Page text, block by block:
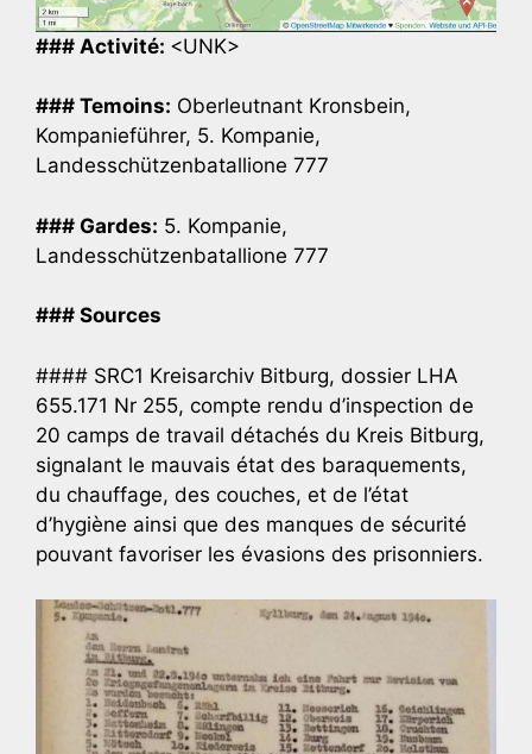
### Activité: <UNK>
### Temoins: Oberleutnant Kronsbein,
Kompanieführer, 5. Kompanie,
Landesschützenbatallione 777
### Gardes: 5. Kompanie,
Landesschützenbatallione 777
### Sources
#### SRC1 Kreisarchiv Bitburg, dossier LHA
655.171 Nr 255, compte rendu d’inspection de
20 camps de travail détachés du Kreis Bitburg,
signalant le mauvais état des baraquements,
du chauffage, des couches, et de l’état
d’hygiène ainsi que des manques de sécurité
pouvant favoriser les évasions des prisonniers.